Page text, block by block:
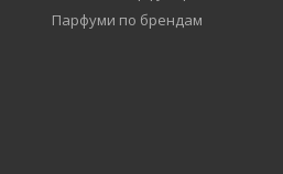
Парфуми по брендам